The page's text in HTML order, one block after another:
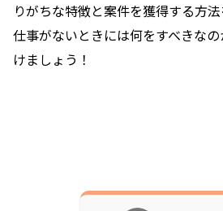
りがちな特徴と案件を獲得する方法
仕事がないときには何をすべきな
けましょう！